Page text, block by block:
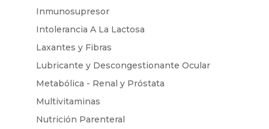
Inmunosupresor
Intolerancia A La Lactosa
Laxantes y Fibras
Lubricante y Descongestionante Ocular
Metabólica - Renal y Próstata
Multivitaminas
Nutrición Parenteral